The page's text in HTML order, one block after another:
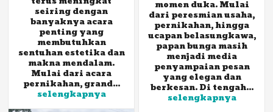
seiring dengan
banyaknya acara
penting yang
membutuhkan
sentuhan estetika dan
makna mendalam.
Mulai dari acara
pernikahan, grand...
selengkapnya
momen duka. Mulai
dari peresmian usaha,
pernikahan, hingga
ucapan belasungkawa,
papan bunga masih
menjadi media
penyampaian pesan
yang elegan dan
berkesan. Di tengah...
selengkapnya